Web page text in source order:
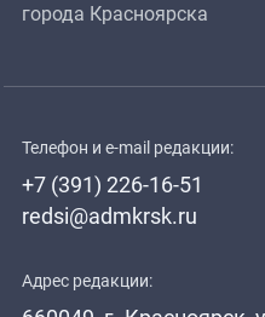
города Красноярска
Телефон и e-mail редакции:
+7 (391) 226-16-51
redsi@admkrsk.ru
Адрес редакции: